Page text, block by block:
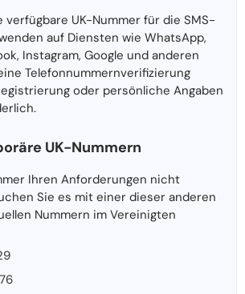
verfügbare UK-Nummer für die SMS-
auf Diensten wie WhatsApp,
Instagram, Google und anderen
Telefonnummernverifizierung
oder persönliche Angaben
UK-Nummern
Ihren Anforderungen nicht
Sie es mit einer dieser anderen
Nummern im Vereinigten